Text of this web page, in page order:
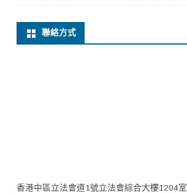
聯絡方式
香港中區立法會道1號立法會綜合大樓1204室